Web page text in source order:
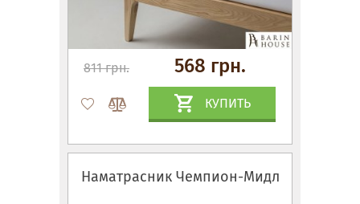
811 грн. 568 грн.
КУПИТЬ
Наматрасник Чемпион-Мидл